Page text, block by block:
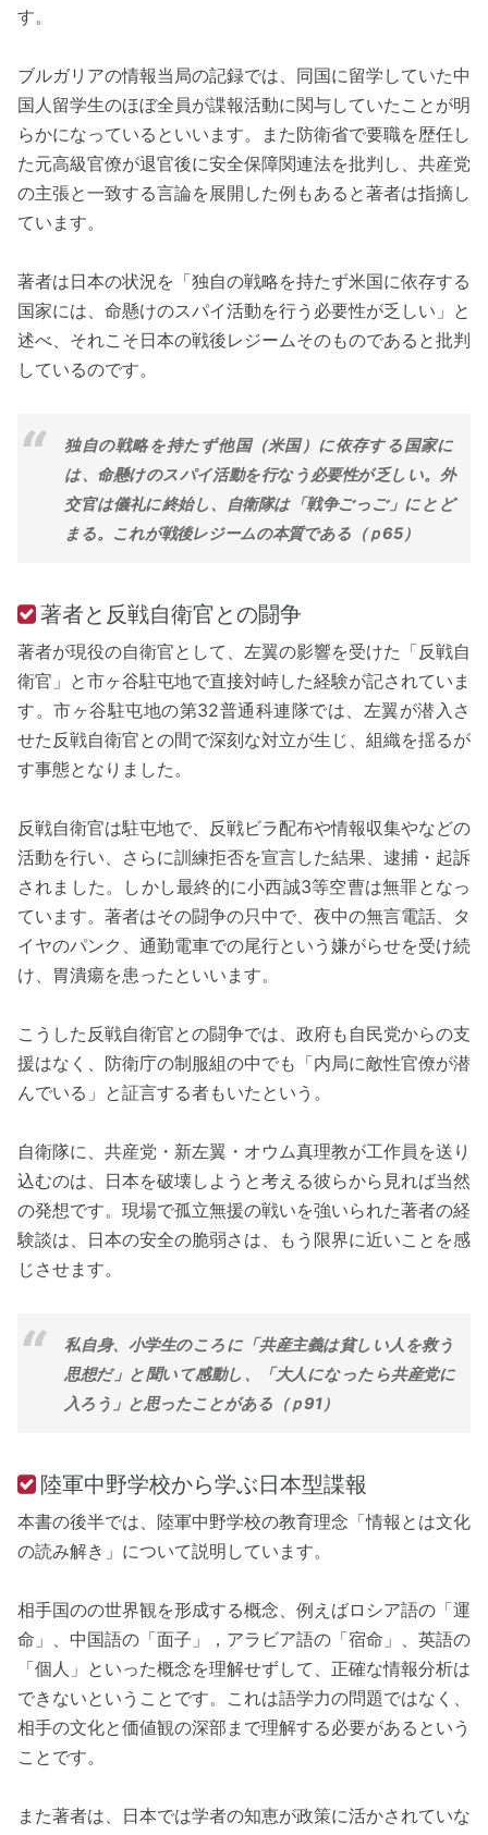
す。
ブルガリアの情報当局の記録では、同国に留学していた中
国人留学生のほぼ全員が諜報活動に関与していたことが明
らかになっているといいます。また防衛省で要職を歴任し
た元高級官僚が退官後に安全保障関連法を批判し、共産党
の主張と一致する言論を展開した例もあると著者は指摘し
ています。
著者は日本の状況を「独自の戦略を持たず米国に依存する
国家には、命懸けのスパイ活動を行う必要性が乏しい」と
述べ、それこそ日本の戦後レジームそのものであると批判
しているのです。
独自の戦略を持たず他国（米国）に依存する国家に
は、命懸けのスパイ活動を行なう必要性が乏しい。外
交官は儀礼に終始し、自衛隊は「戦争ごっご」にとど
まる。これが戦後レジームの本質である（ｐ65）
著者と反戦自衛官との闘争
著者が現役の自衛官として、左翼の影響を受けた「反戦自
衛官」と市ヶ谷駐屯地で直接対峙した経験が記されていま
す。市ヶ谷駐屯地の第32普通科連隊では、左翼が潜入さ
せた反戦自衛官との間で深刻な対立が生じ、組織を揺るが
す事態となりました。
反戦自衛官は駐屯地で、反戦ビラ配布や情報収集やなどの
活動を行い、さらに訓練拒否を宣言した結果、逮捕・起訴
されました。しかし最終的に小西誠3等空曹は無罪となっ
ています。著者はその闘争の只中で、夜中の無言電話、タ
イヤのパンク、通勤電車での尾行という嫌がらせを受け続
け、胃潰瘍を患ったといいます。
こうした反戦自衛官との闘争では、政府も自民党からの支
援はなく、防衛庁の制服組の中でも「内局に敵性官僚が潜
んでいる」と証言する者もいたという。
自衛隊に、共産党・新左翼・オウム真理教が工作員を送り
込むのは、日本を破壊しようと考える彼らから見れば当然
の発想です。現場で孤立無援の戦いを強いられた著者の経
験談は、日本の安全の脆弱さは、もう限界に近いことを感
じさせます。
私自身、小学生のころに「共産主義は貧しい人を救う
思想だ」と聞いて感動し、「大人になったら共産党に
入ろう」と思ったことがある（ｐ91）
陸軍中野学校から学ぶ日本型諜報
本書の後半では、陸軍中野学校の教育理念「情報とは文化
の読み解き」について説明しています。
相手国のの世界観を形成する概念、例えばロシア語の「運
命」、中国語の「面子」，アラビア語の「宿命」、英語の
「個人」といった概念を理解せずして、正確な情報分析は
できないということです。これは語学力の問題ではなく、
相手の文化と価値観の深部まで理解する必要があるという
ことです。
また著者は、日本では学者の知恵が政策に活かされていな